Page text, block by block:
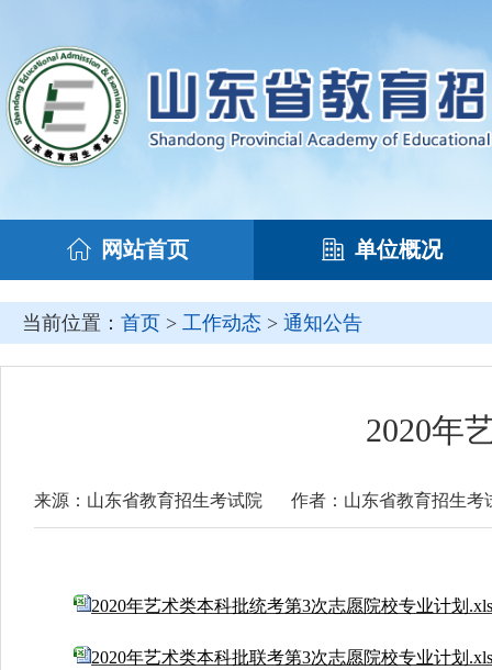
网站首页 单位概况
当前位置： 首页 > 工作动态 > 通知公告
2020年
来源：山东省教育招生考试院 作者：山东省教育招生考
2020年艺术类本科批统考第3次志愿院校专业计划.xls
2020年艺术类本科批联考第3次志愿院校专业计划.xls